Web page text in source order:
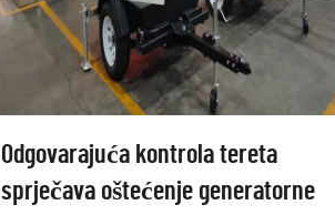
Odgovarajuća kontrola tereta
sprječava oštećenje generatorne